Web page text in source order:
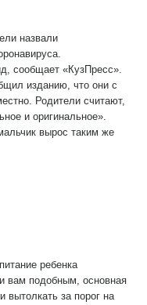
назвали
сообщает «КузПресс».
изданию, что они с
Родители считают,
и оригинальное».
вырос таким же
ребенка
вам подобным, основная
вытолкать за порог на